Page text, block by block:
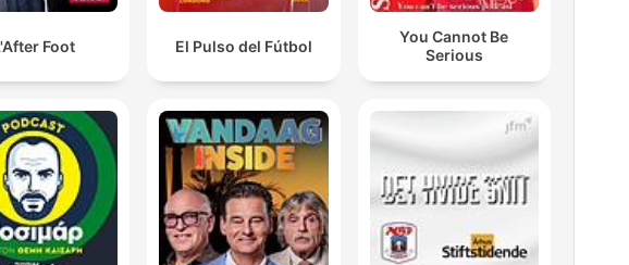
Foot El Pulso del Fútbol
You Cannot Be
Serious